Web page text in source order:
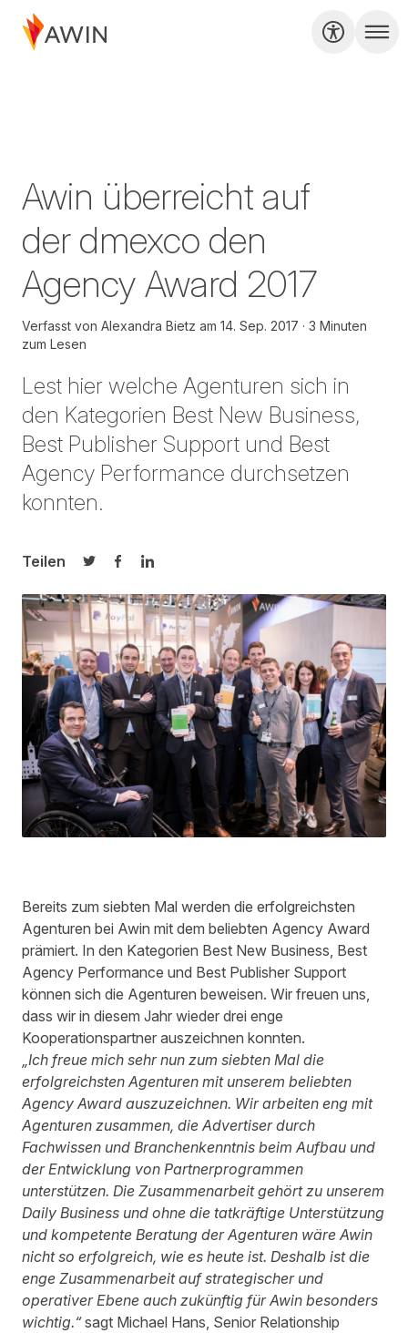
Awin überreicht auf
der dmexco den
Agency Award 2017
Verfasst von Alexandra Bietz am 14. Sep. 2017
3 Minuten
zum Lesen
Lest hier welche Agenturen sich in
den Kategorien Best New Business,
Best Publisher Support und Best
Agency Performance durchsetzen
konnten.
Teilen
Auf Twitter teilen
Auf Facebook teilen
Auf LinkedIn teilen
Bereits zum siebten Mal werden die erfolgreichsten
Agenturen bei Awin mit dem beliebten Agency Award
prämiert. In den Kategorien Best New Business, Best
Agency Performance und Best Publisher Support
können sich die Agenturen beweisen. Wir freuen uns,
dass wir in diesem Jahr wieder drei enge
Kooperationspartner auszeichnen konnten.
„Ich freue mich sehr nun zum siebten Mal die
erfolgreichsten Agenturen mit unserem beliebten
Agency Award auszuzeichnen. Wir arbeiten eng mit
Agenturen zusammen, die Advertiser durch
Fachwissen und Branchenkenntnis beim Aufbau und
der Entwicklung von Partnerprogrammen
unterstützen. Die Zusammenarbeit gehört zu unserem
Daily Business und ohne die tatkräftige Unterstützung
und kompetente Beratung der Agenturen wäre Awin
nicht so erfolgreich, wie es heute ist. Deshalb ist die
enge Zusammenarbeit auf strategischer und
operativer Ebene auch zukünftig für Awin besonders
wichtig.“sagt Michael Hans, Senior Relationship